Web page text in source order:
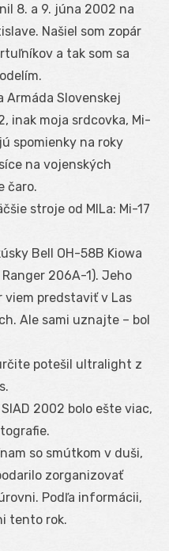
8. a 9. júna 2002 na
Našiel som zopár
a tak som sa
Slovenskej
inak moja srdcovka, Mi-
spomienky na roky
na vojenských
čaro.
stroje od MILa: Mi-17
Bell OH-58B Kiowa
206A-1). Jeho
viem predstaviť v Las
Ale sami uznajte – bol
potešil ultralight z
2002 bolo ešte viac,
so smútkom v duši,
zorganizovať
Podľa informácii,
tento rok.